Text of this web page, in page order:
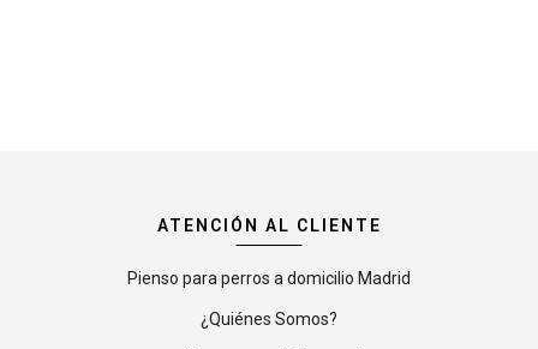
ATENCIÓN AL CLIENTE
Pienso para perros a domicilio Madrid
¿Quiénes Somos?